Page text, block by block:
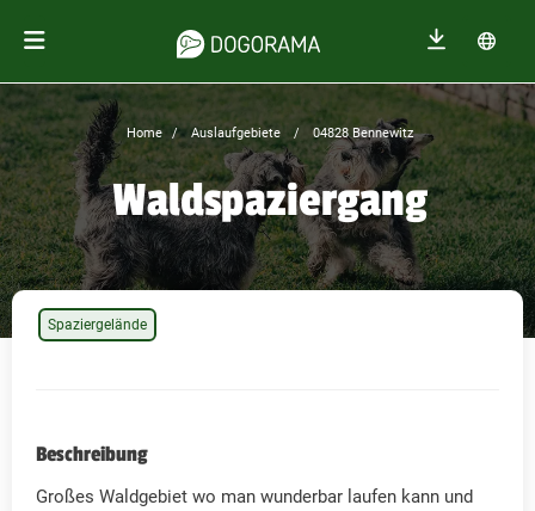
Home Auslaufgebiete 04828 Bennewitz
Waldspaziergang
Spaziergelände
Beschreibung
Großes Waldgebiet wo man wunderbar laufen kann und